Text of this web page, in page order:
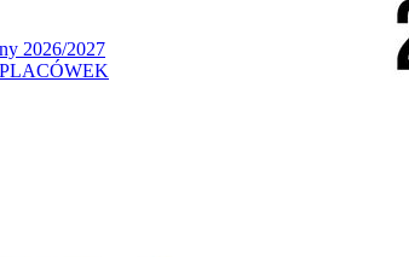
2026/2027